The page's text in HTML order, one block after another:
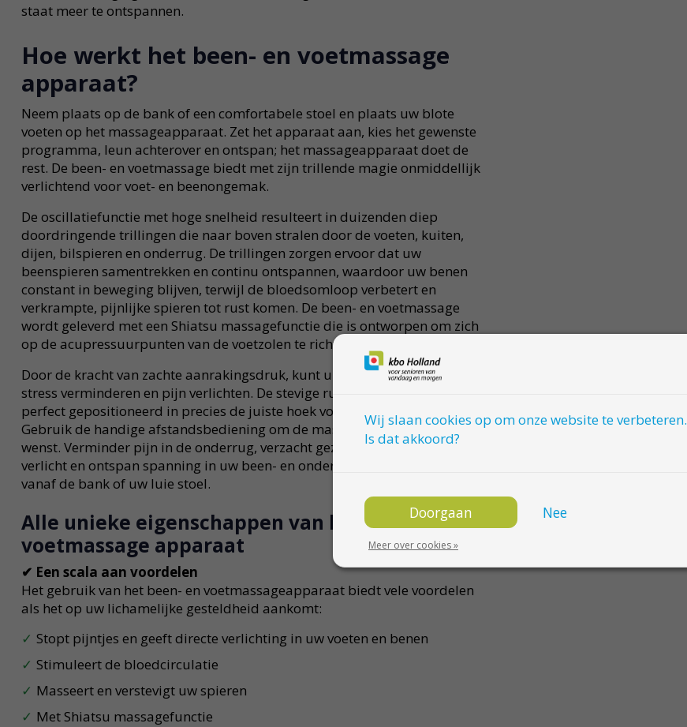
staat meer te ontspannen.
Hoe werkt het been- en voetmassage
apparaat?
Neem plaats op de bank of een comfortabele stoel en plaats uw blote
voeten op het massageapparaat. Zet het apparaat aan, kies het gewenste
programma, leun achterover en ontspan; het massageapparaat doet de
rest. De been- en voetmassage biedt met zijn trillende magie onmiddellijk
verlichtend voor voet- en beenongemak.
De oscillatiefunctie met hoge snelheid resulteert in duizenden diep
doordringende trillingen die naar boven stralen door de voeten, kuiten,
dijen, bilspieren en onderrug. De trillingen zorgen ervoor dat uw
beenspieren samentrekken en continu ontspannen, waardoor uw benen
constant in beweging blijven, terwijl de bloedsomloop verbetert en
verkrampte, pijnlijke spieren tot rust komen. De been- en voetmassage
wordt geleverd met een Shiatsu massagefunctie die is ontworpen om zich
op de acupressuurpunten van de voetzolen te richten.
Door de kracht van zachte aanrakingsdruk, kunt u spanning verlichten,
stress verminderen en pijn verlichten. De stevige rubberen voetkussens zijn
perfect gepositioneerd in precies de juiste hoek voor optimaal resultaat.
Gebruik de handige afstandsbediening om de massage te selecteren die u
wenst. Verminder pijn in de onderrug, verzacht gezwollen voetzolen en
verlicht en ontspan spanning in uw been- en onderrugspieren, allemaal
vanaf de bank of uw luie stoel.
Alle unieke eigenschappen van het been- en
voetmassage apparaat
✔ Een scala aan voordelen
Het gebruik van het been- en voetmassageapparaat biedt vele voordelen
als het op uw lichamelijke gesteldheid aankomt:
Stopt pijntjes en geeft directe verlichting in uw voeten en benen
Stimuleert de bloedcirculatie
Masseert en verstevigt uw spieren
Met Shiatsu massagefunctie
Wij slaan cookies op om onze website te verbeteren.
Is dat akkoord?
Doorgaan Nee
Meer over cookies »